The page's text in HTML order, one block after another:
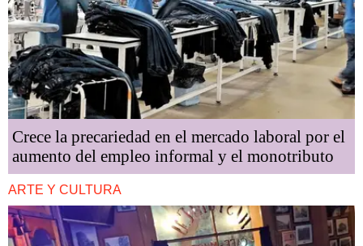
Crece la precariedad en el mercado laboral por el
aumento del empleo informal y el monotributo
ARTE Y CULTURA